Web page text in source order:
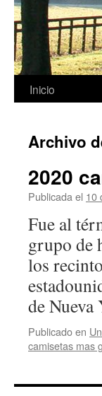
Saltar
contenido
Inicio
Archivo
2020
Publicada el 10
Fue al
grupo de
los
de
Publicado en
camisetas mas